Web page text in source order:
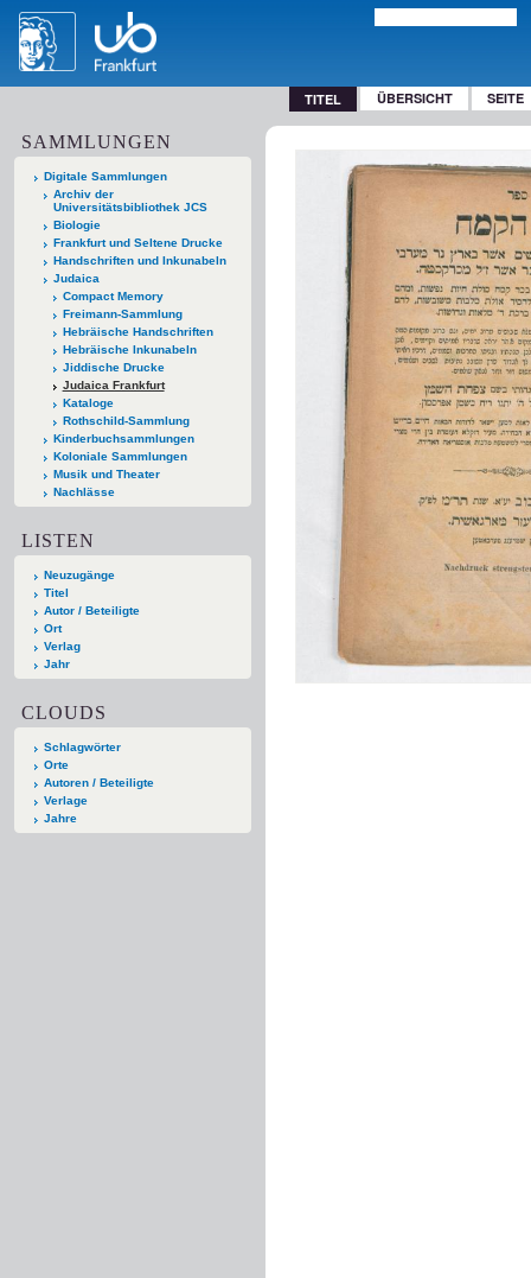
TITEL ÜBERSICHT SEITE
SAMMLUNGEN
Digitale Sammlungen
Archiv der
Universitätsbibliothek JCS
Biologie
Frankfurt und Seltene Drucke
Handschriften und Inkunabeln
Judaica
Compact Memory
Freimann-Sammlung
Hebräische Handschriften
Hebräische Inkunabeln
Jiddische Drucke
Judaica Frankfurt
Kataloge
Rothschild-Sammlung
Kinderbuchsammlungen
Koloniale Sammlungen
Musik und Theater
Nachlässe
LISTEN
Neuzugänge
Titel
Autor / Beteiligte
Ort
Verlag
Jahr
CLOUDS
Schlagwörter
Orte
Autoren / Beteiligte
Verlage
Jahre